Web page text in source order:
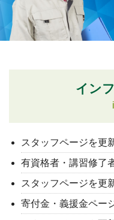
イン
スタッフページを更
有資格者・講習修了
スタッフページを更
寄付金・義援金ペー